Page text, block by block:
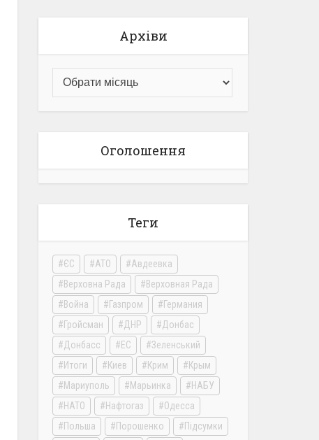
Архіви
Оголошення
Теги
ЄС АТО
Авдеевка
Верховна Рада
Верховная Рада
Война
Газпром
Германия
Гройсман
ДНР
Донбас
Донбасс
ЕС
Зеленський
Итоги
Киев Крим
Крым
Мариуполь
Марьинка
НАБУ
НАТО
Нафтогаз
Одесса
Польша
Порошенко
Підсумки